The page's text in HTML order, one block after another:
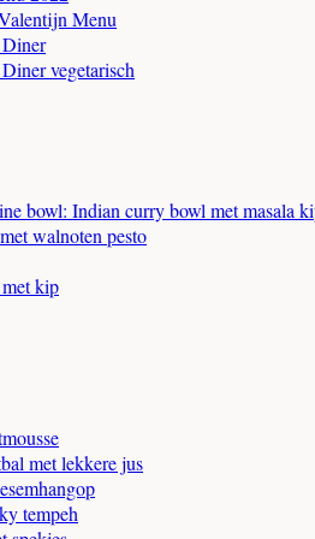
Menu
vegetarisch
bowl: Indian curry bowl met masala
walnoten pesto
kip
met lekkere jus
tempeh